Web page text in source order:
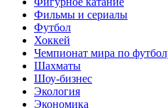
Фильмы и сериалы
Футбол
Хоккей
Чемпионат мира по
Шахматы
Шоу-бизнес
Экология
Экономика